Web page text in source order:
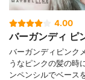
4.00
バーガンディ ピ
バーガンディピンク
うなピンクの髪の
ンペンシルでベー